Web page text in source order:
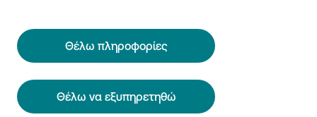
Θέλω πληροφορίες
Θέλω να εξυπηρετηθώ